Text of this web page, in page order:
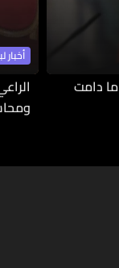
دامت
أخبار